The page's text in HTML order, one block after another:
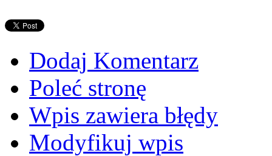
Dodaj Komentarz
Poleć stronę
Wpis zawiera błędy
Modyfikuj wpis